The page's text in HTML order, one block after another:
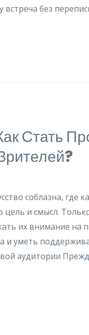
встреча без
Стать
соблазна,
и смысл.
их внимание на
и уметь
аудитории